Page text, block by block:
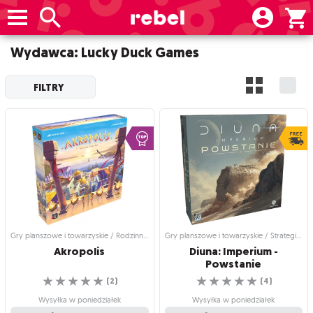
Wydawca: Lucky Duck Games
FILTRY
Gry planszowe i towarzyskie / Rodzinne gry planszowe
Akropolis
☆
☆
☆
☆
☆ (2)
Wysyłka w poniedziałek
Gry planszowe i towarzyskie / Strategiczne gry planszowe
Diuna: Imperium -
Powstanie
☆
☆
☆
☆
☆ (4)
Wysyłka w poniedziałek